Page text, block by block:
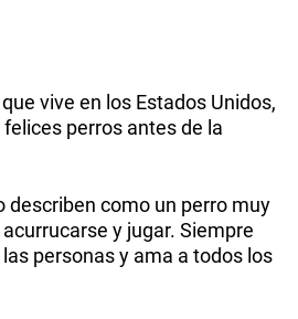
vive en los Estados Unidos,
perros antes de la
describen como un perro muy
y jugar. Siempre
personas y ama a todos los